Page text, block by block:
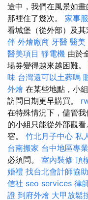
途中，我們在風景如
那裡住了幾次。 家事
看城堡（從外部）及其
伴 外燴廠商 牙醫 醫美
醫美項目 靜電機 由於
場券變得越來越困難。
味 台灣還可以土葬嗎
外燴 在某些地點，小
訪問日期更早購買。
在特殊情況下，儘管
的小組只能從外部觀
宿。 竹北月子中心 私
台南搬家 台中地區專
必須問。 室內裝修 頂
婚禮 找台北會計師協
信社 seo services 律
證 到府外燴 大甲放鬆